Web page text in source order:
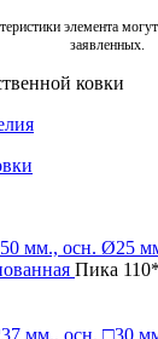
элемента
заявленных.
ковки
Пика